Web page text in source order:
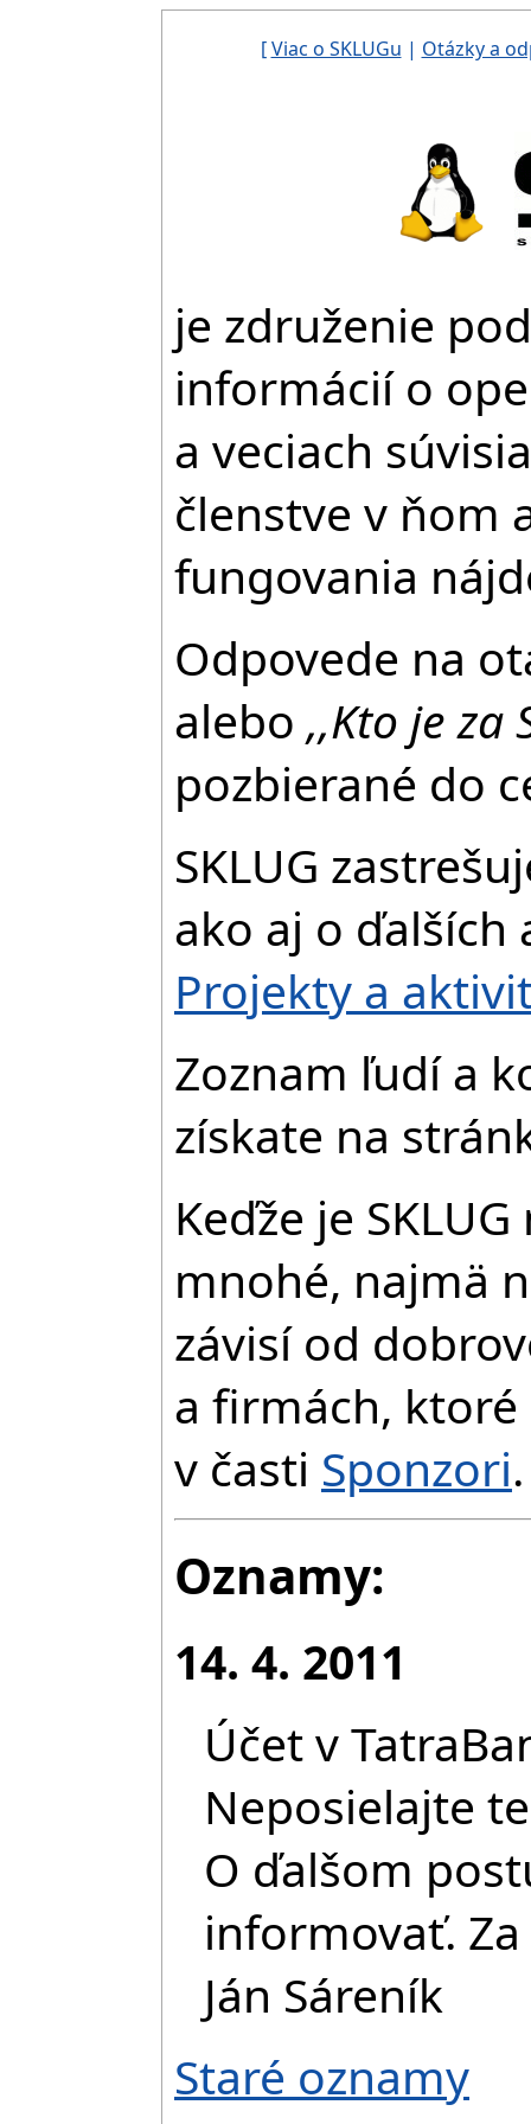
[Viac o SKLUGu | Otázky a
je združenie
informácií o
a veciach
členstve v ňom
fungovania
Odpovede na
alebo ,,Kto je za
pozbierané do
SKLUG
ako aj o ďalších
Projekty a
Zoznam ľudí a
získate na
Keďže je
mnohé, najmä
závisí od
a firmách,
v časti Sponzori.
Oznamy:
14. 4. 2011
Účet v
Neposielajte
O ďalšom
informovať.
Ján Sáreník
Staré oznamy